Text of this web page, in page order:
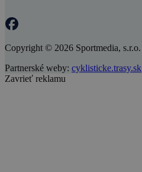
Copyright © 2026 Sportmedia, s.r.o.
Partnerské weby: cyklisticke.trasy.sk
Zavrieť reklamu